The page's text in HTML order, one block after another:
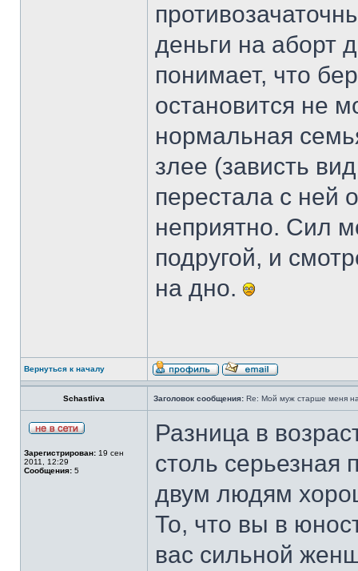
деньги на аборт
понимает, что
остановится не
нормальная
злее (зависть
перестала с ней
неприятно. Сил
подругой, и
на дно.
Вернуться к началу
Schastliva Заголовок сообщения: Re: Мой муж старше меня
Зарегистрирован: 19 сен
2011, 12:29
Сообщения: 5
Разница в
столь серьезная
двум людям
То, что вы в
вас сильной